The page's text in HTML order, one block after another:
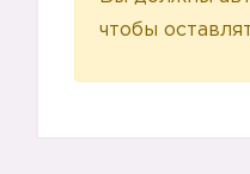
чтобы